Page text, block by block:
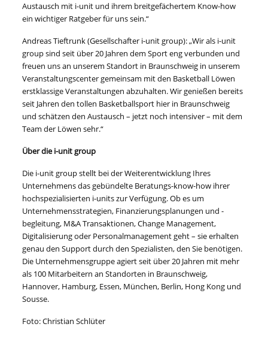
Austausch mit i-unit und ihrem breitgefächertem Know-how
ein wichtiger Ratgeber für uns sein.“
Andreas Tieftrunk (Gesellschafter i-unit group): „Wir als i-unit
group sind seit über 20 Jahren dem Sport eng verbunden und
freuen uns an unserem Standort in Braunschweig in unserem
Veranstaltungscenter gemeinsam mit den Basketball Löwen
erstklassige Veranstaltungen abzuhalten. Wir genießen bereits
seit Jahren den tollen Basketballsport hier in Braunschweig
und schätzen den Austausch – jetzt noch intensiver – mit dem
Team der Löwen sehr.“
Über die i-unit group
Die i-unit group stellt bei der Weiterentwicklung Ihres
Unternehmens das gebündelte Beratungs-know-how ihrer
hochspezialisierten i-units zur Verfügung. Ob es um
Unternehmensstrategien, Finanzierungsplanungen und -
begleitung, M&A Transaktionen, Change Management,
Digitalisierung oder Personalmanagement geht – sie erhalten
genau den Support durch den Spezialisten, den Sie benötigen.
Die Unternehmensgruppe agiert seit über 20 Jahren mit mehr
als 100 Mitarbeitern an Standorten in Braunschweig,
Hannover, Hamburg, Essen, München, Berlin, Hong Kong und
Sousse.
Foto: Christian Schlüter